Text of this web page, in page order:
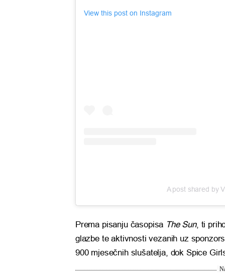
View this post on Instagram
A post shared by
Prema pisanju časopisa The Sun, ti
glazbe te aktivnosti vezanih uz
900 mjesečnih slušatelja, dok Spice